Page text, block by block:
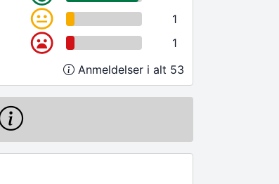
1
1
Anmeldelser i alt 53